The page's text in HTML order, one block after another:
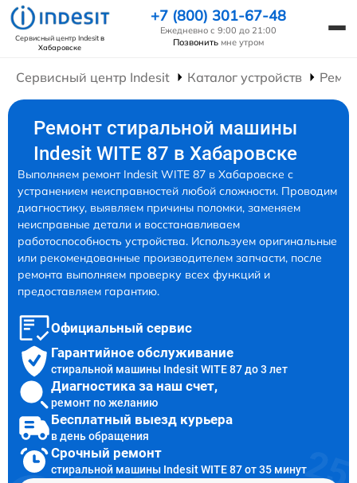
Сервисный центр Indesitв
Хабаровске
+7 (800) 301-67-48
Ежедневно с 9:00 до 21:00
Позвонить мне утром
Сервисный центр Indesit Каталог устройств
Ремонт стиральной машины
Indesit WITE 87 в Хабаровске
Выполняем ремонт Indesit WITE 87 в Хабаровске с
устранением неисправностей любой сложности. Проводим
диагностику, выявляем причины поломки, заменяем
неисправные детали и восстанавливаем
работоспособность устройства. Используем оригинальные
или рекомендованные производителем запчасти, после
ремонта выполняем проверку всех функций и
предоставляем гарантию.
Официальный сервис
Гарантийное обслуживание
стиральной машины Indesit WITE 87 до 3 лет
Диагностика за наш счет,
ремонт по желанию
Бесплатный выезд курьера
в день обращения
Срочный ремонт
стиральной машины Indesit WITE 87 от 35 минут